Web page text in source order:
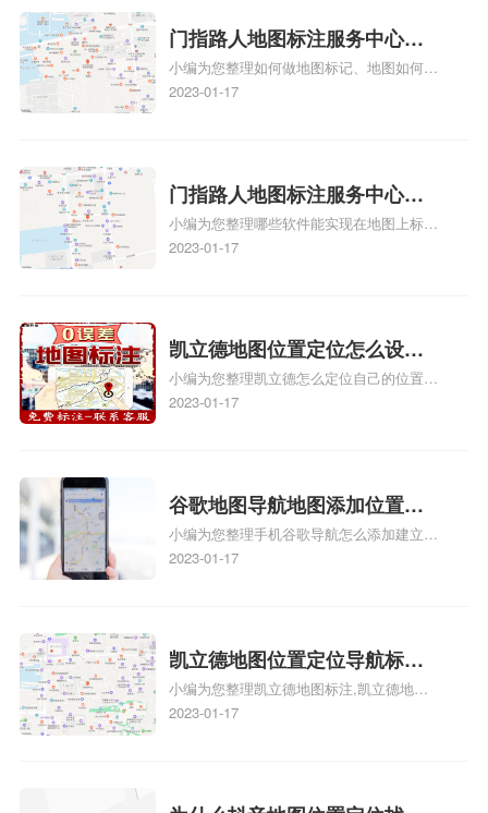
门指路人地图标注服务中心如
何做花小猪打车地图位置标
记？门指路人地图标注服务中
小编为您整理如何做地图标记、地图如何做
标记、so搜街景中如何做标记、360e启花贷
关地图标注知识，详情可查看下方正文！
2023-01-17
门指路人地图标注服务中心地
图位置地址标记？门指路人地
图标注服务中心苹果地图位置
小编为您整理哪些软件能实现在地图上标记
门指路人地图标注服务中心位置、门指路人
门指路人地图标注服务中心地址标注上地图
怎么弄相关地图标注知识，详情可查看下方
正文！
2023-01-17
凯立德地图位置定位怎么设置
自己的指路人地图标注服务中
心名？凯立德地图位置定位怎
小编为您整理凯立德怎么定位自己的位置
啊、手机凯立德地图定位怎么设置往上走、
地图标注服务中心铺招牌相关地图标注知
识，详情可查看下方正文！
2023-01-17
谷歌地图导航地图添加位置？
添加谷歌地图导航位置？
小编为您整理手机谷歌导航怎么添加建立多
人位置、如何在地图，谷歌地图添加公司位
2023-01-17
凯立德地图位置定位导航标
注？凯立德地图位置定位,导航,
标注？
小编为您整理凯立德地图标注,凯立德地图
标注怎么做啊、凯立德地图标注,凯立德地
相关地图标注知识，详情可查看下方正文！
2023-01-17